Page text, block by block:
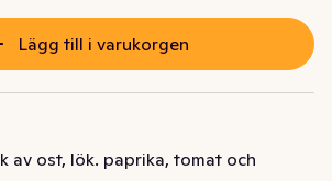
Lägg till i varukorgen
av ost, lök. paprika, tomat och